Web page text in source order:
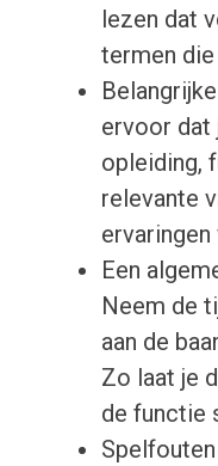
lezen dat
termen
ervoor dat
opleiding,
relevante
Een
Neem de
aan de
Zo laat je
de functie